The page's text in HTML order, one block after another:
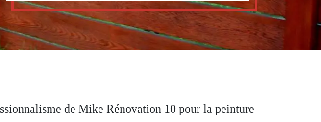
de Mike Rénovation 10 pour la peinture